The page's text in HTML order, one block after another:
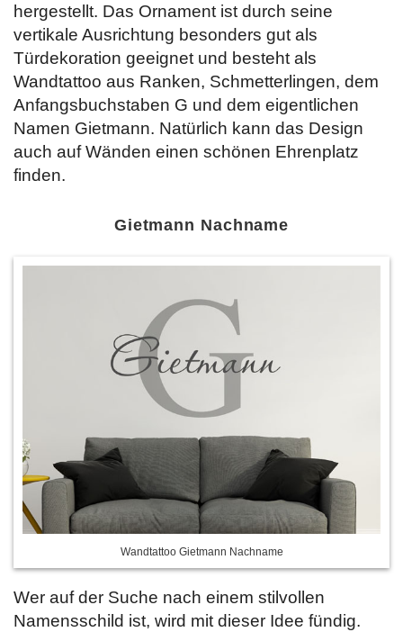
hergestellt. Das Ornament ist durch seine
vertikale Ausrichtung besonders gut als
Türdekoration geeignet und besteht als
Wandtattoo aus Ranken, Schmetterlingen, dem
Anfangsbuchstaben G und dem eigentlichen
Namen Gietmann. Natürlich kann das Design
auch auf Wänden einen schönen Ehrenplatz
finden.
Gietmann Nachname
Wandtattoo Gietmann Nachname
Wer auf der Suche nach einem stilvollen
Namensschild ist, wird mit dieser Idee fündig.